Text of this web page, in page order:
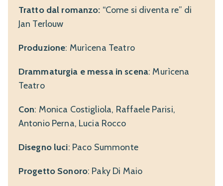
Tratto dal romanzo: “Come si diventa re” di
Jan Terlouw
Produzione: Murìcena Teatro
Drammaturgia e messa in scena: Murìcena
Teatro
Con: Monica Costigliola, Raffaele Parisi,
Antonio Perna, Lucia Rocco
Disegno luci: Paco Summonte
Progetto Sonoro: Paky Di Maio